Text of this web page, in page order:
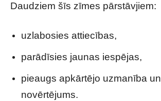
Daudziem šīs zīmes pārstāvjiem:
uzlabosies attiecības,
parādīsies jaunas iespējas,
pieaugs apkārtējo uzmanība un
novērtējums.